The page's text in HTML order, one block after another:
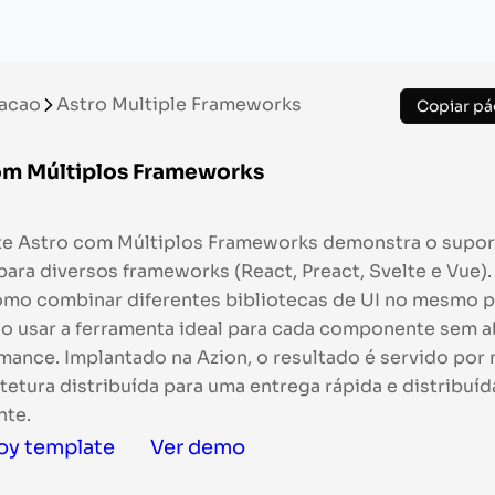
Astro Multiple Frameworks Copiar
Múltiplos Frameworks
Astro com Múltiplos Frameworks demonstra o
diversos frameworks (React, Preact, Svelte e Vue).
combinar diferentes bibliotecas de UI no mesmo
usar a ferramenta ideal para cada componente sem
Implantado na Azion, o resultado é servido por
distribuída para uma entrega rápida e
template Ver demo